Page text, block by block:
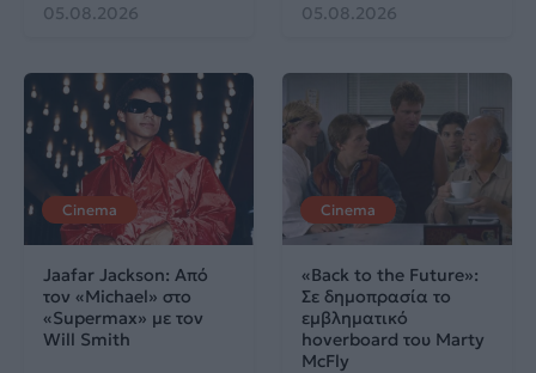
05.08.2026 05.08.2026
Cinema
Jaafar Jackson: Από
τον «Michael» στο
«Supermax» με τον
Will Smith
Cinema
«Back to the Future»:
Σε δημοπρασία το
εμβληματικό
hoverboard του Marty
McFly